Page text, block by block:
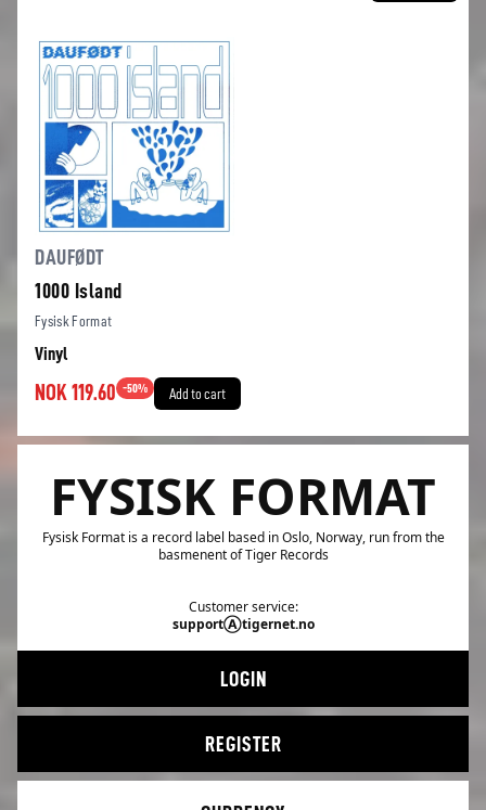
DAUFØDT
1000 Island
Fysisk Format
Vinyl
NOK 119.60 -50% Add to cart
FYSISK FORMAT
Fysisk Format is a record label based in Oslo, Norway, run from the
basmenent of Tiger Records
Customer service:
supportⒶtigernet.no
LOGIN
REGISTER